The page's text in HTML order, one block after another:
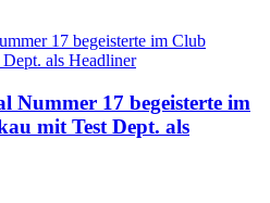
17 begeisterte im
mit Test Dept. als